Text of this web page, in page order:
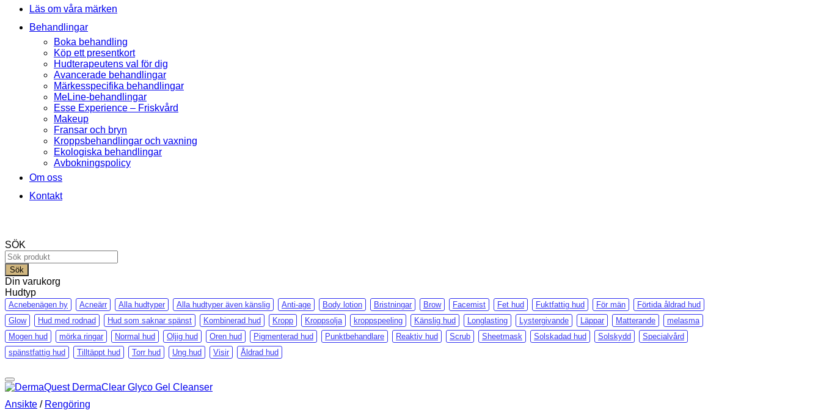
Läs om våra märken
Behandlingar
Boka behandling
Köp ett presentkort
Hudterapeutens val för dig
Avancerade behandlingar
Märkesspecifika behandlingar
MeLine-behandlingar
Esse Experience – Friskvård
Makeup
Fransar och bryn
Kroppsbehandlingar och vaxning
Ekologiska behandlingar
Avbokningspolicy
Om oss
Kontakt
SÖK
Products
search
Sök
Din varukorg
Hudtyp
Acnebenägen hy Acneärr Alla hudtyper Alla hudtyper även känslig Anti-age Body lotion Bristningar Brow Facemist Fet hud Fuktfattig hud För män
Förtida åldrad hud
Glow
Hud med rodnad Hud som saknar spänst Kombinerad hud Kropp Kroppsolja kroppspeeling Känslig hud Longlasting Lystergivande Läppar Matterande
melasma
Mogen hud
mörka ringar Normal hud Oljig hud Oren hud Pigmenterad hud Punktbehandlare Reaktiv hud Scrub Sheetmask Solskadad hud Solskydd
Specialvård
spänstfattig hud
Tilltäppt hud Torr hud Ung hud Visir Åldrad hud
Ansikte / Rengöring